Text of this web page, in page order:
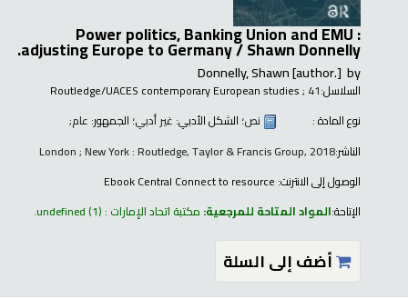
Power politics, Banking Union and EMU :
adjusting Europe to Germany /Shawn Donnelly.
by
Donnelly, Shawn[author.]
السلاسل: Routledge/UACES contemporary European studies; 41
نوع المادة :
نص؛ الشكل الأدبي: غير أدبي؛ الجمهور: عام;
الناشر:London ; New York : Routledge, Taylor & Francis Group, 2018
الوصول إلى الانترنت: Ebook Central Connect to resource
الإتاحة:المواد المتاحة للمرجعية: مكتبة اتحاد الإمارات : undefined(1).
أضف إلى السلة